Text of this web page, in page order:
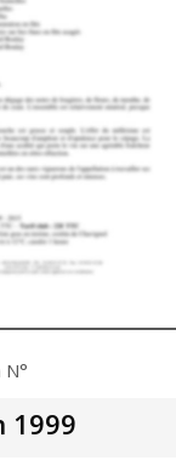
N°
1999